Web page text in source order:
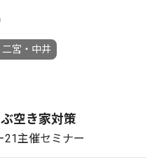
宮・中井
空き家対策
21主催セミナー